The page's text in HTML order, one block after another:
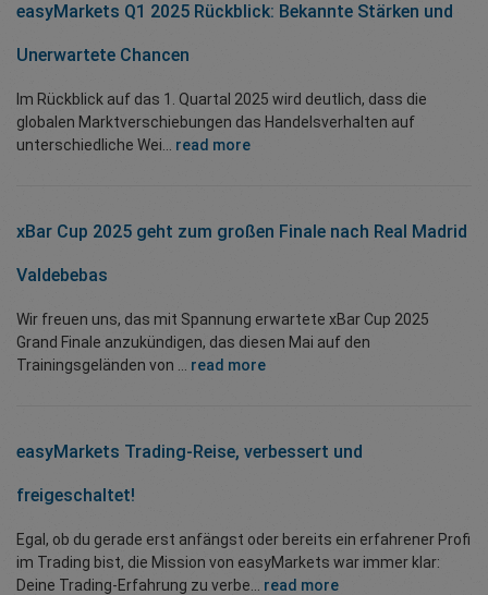
easyMarkets Q1 2025 Rückblick: Bekannte Stärken und
Unerwartete Chancen
Im Rückblick auf das 1. Quartal 2025 wird deutlich, dass die
globalen Marktverschiebungen das Handelsverhalten auf
unterschiedliche Wei... read more
xBar Cup 2025 geht zum großen Finale nach Real Madrid
Valdebebas
Wir freuen uns, das mit Spannung erwartete xBar Cup 2025
Grand Finale anzukündigen, das diesen Mai auf den
Trainingsgeländen von ... read more
easyMarkets Trading-Reise, verbessert und
freigeschaltet!
Egal, ob du gerade erst anfängst oder bereits ein erfahrener Profi
im Trading bist, die Mission von easyMarkets war immer klar:
Deine Trading-Erfahrung zu verbe... read more